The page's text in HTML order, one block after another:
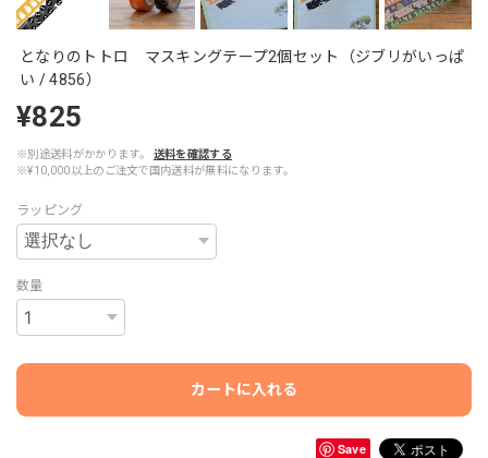
となりのトトロ マスキングテープ2個セット（ジブリがいっぱ
い / 4856）
¥825
※別途送料がかかります。
送料を確認する
※¥10,000以上のご注文で国内送料が無料になります。
ラッピング
数量
カートに入れる
Save